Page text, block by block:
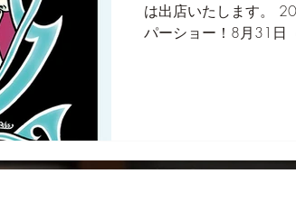
は出店いたします。
パーショー！8月31日（日曜